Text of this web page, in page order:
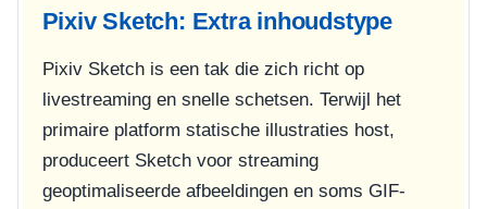
Pixiv Sketch: Extra inhoudstype
Pixiv Sketch is een tak die zich richt op
livestreaming en snelle schetsen. Terwijl het
primaire platform statische illustraties host,
produceert Sketch voor streaming
geoptimaliseerde afbeeldingen en soms GIF-